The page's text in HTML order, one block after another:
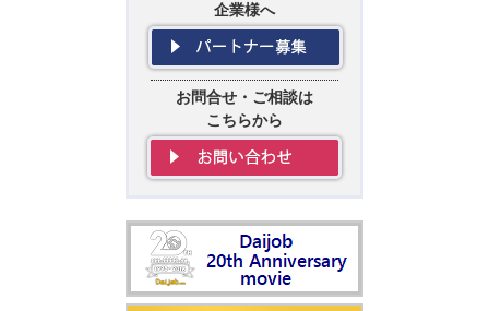
企業様へ
お問合せ・ご相談は
こちらから